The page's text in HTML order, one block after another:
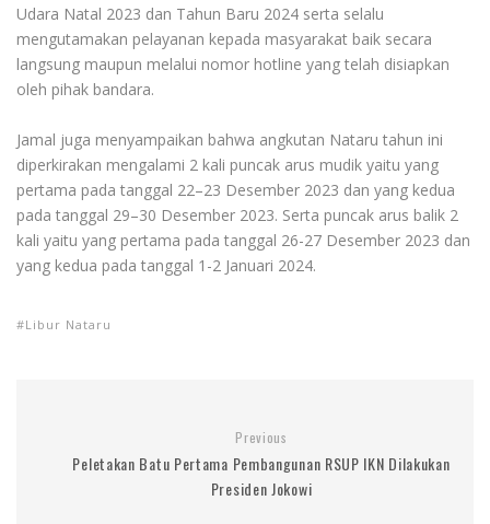
Udara Natal 2023 dan Tahun Baru 2024 serta selalu
mengutamakan pelayanan kepada masyarakat baik secara
langsung maupun melalui nomor hotline yang telah disiapkan
oleh pihak bandara.
Jamal juga menyampaikan bahwa angkutan Nataru tahun ini
diperkirakan mengalami 2 kali puncak arus mudik yaitu yang
pertama pada tanggal 22–23 Desember 2023 dan yang kedua
pada tanggal 29–30 Desember 2023. Serta puncak arus balik 2
kali yaitu yang pertama pada tanggal 26-27 Desember 2023 dan
yang kedua pada tanggal 1-2 Januari 2024.
Libur Nataru
Previous
Peletakan Batu Pertama Pembangunan RSUP IKN Dilakukan
Presiden Jokowi